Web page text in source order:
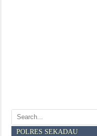
POLRES SEKADAU